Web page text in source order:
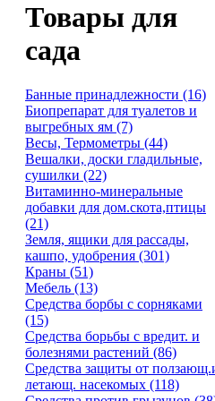
Товары для
сада
Банные принадлежности (16)
Биопрепарат для туалетов и
выгребных ям (7)
Весы, Термометры (44)
Вешалки, доски гладильные,
сушилки (22)
Витаминно-минеральные
добавки для дом.скота,птицы
(21)
Земля, ящики для рассады,
кашпо, удобрения (301)
Краны (51)
Мебель (13)
Средства борбы с сорняками
(15)
Средства борьбы с вредит. и
болезнями растений (86)
Средства защиты от ползающ.и
летающ. насекомых (118)